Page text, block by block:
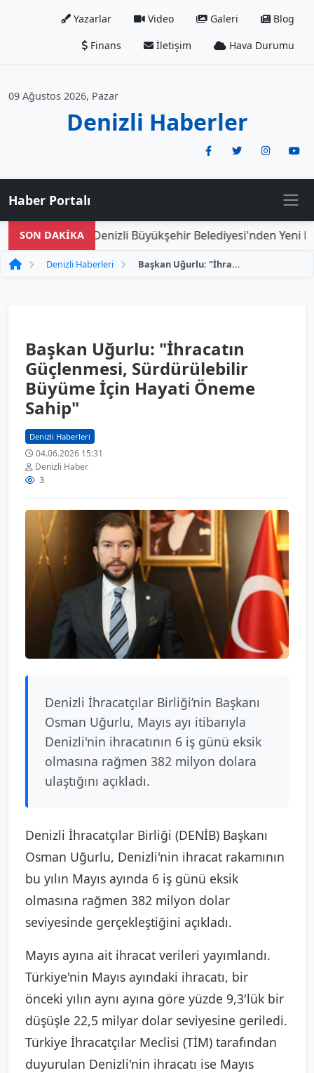
Yazarlar Video Galeri
Blog
Finans
İletişim Hava Durumu
09 Ağustos 2026, Pazar
Denizli Haberler
Haber Portalı
SON DAKİKADenizli Büyükşehir Belediyesi'nden Yeni
Denizli Haberleri Başkan Uğurlu: "İhracatın Güçlenmesi, Sürdürülebilir Büyüme İçin Hayati Öneme Sahip"
Başkan Uğurlu: "İhracatın
Güçlenmesi, Sürdürülebilir
Büyüme İçin Hayati Öneme
Sahip"
Denizli Haberleri
04.06.2026 15:31
Denizli Haber
3
Denizli İhracatçılar Birliği’nin Başkanı
Osman Uğurlu, Mayıs ayı itibarıyla
Denizli'nin ihracatının 6 iş günü eksik
olmasına rağmen 382 milyon dolara
ulaştığını açıkladı.
Denizli İhracatçılar Birliği (DENİB) Başkanı
Osman Uğurlu, Denizli'nin ihracat rakamının
bu yılın Mayıs ayında 6 iş günü eksik
olmasına rağmen 382 milyon dolar
seviyesinde gerçekleştiğini açıkladı.
Mayıs ayına ait ihracat verileri yayımlandı.
Türkiye'nin Mayıs ayındaki ihracatı, bir
önceki yılın aynı ayına göre yüzde 9,3'lük bir
düşüşle 22,5 milyar dolar seviyesine geriledi.
Türkiye İhracatçılar Meclisi (TİM) tarafından
duyurulan Denizli'nin ihracatı ise Mayıs